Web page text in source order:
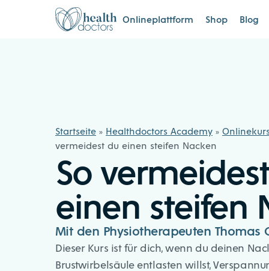
Zum Inhalt springen
Healthdoctors Onlineplattform Shop Blog
Startseite » Healthdoctors Academy »
vermeidest du einen steifen Nacken
So
einen steifen
Mit den Physiotherapeuten Thomas
Dieser Kurs ist für dich, wenn du deinen
Brustwirbelsäule entlasten willst,